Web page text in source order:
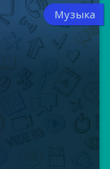
Музыка